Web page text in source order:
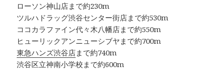
ローソン神山店まで約230m
ツルハドラッグ渋谷センター街店まで約530m
ココカラファイン代々木八幡店まで約550m
ヒューリックアンニューシブヤまで約700m
東急ハンズ渋谷店まで約740m
渋谷区立神南小学校まで約600m